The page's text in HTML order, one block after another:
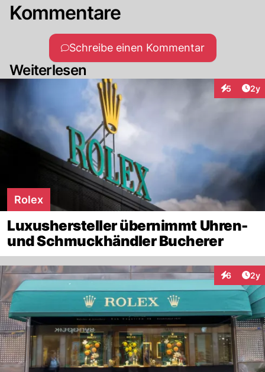
Kommentare
Schreibe einen Kommentar
Weiterlesen
5 2y
Rolex
Luxushersteller übernimmt Uhren-
und Schmuckhändler Bucherer
6 2y